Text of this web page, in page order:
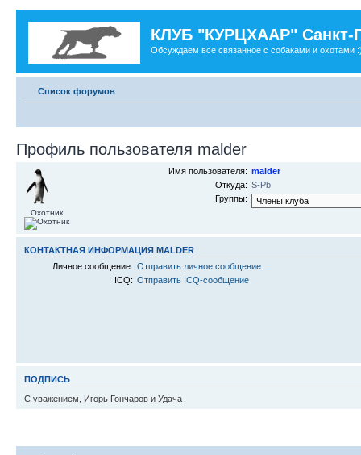
КЛУБ "КУРЦХААР" Санкт-
Обсуждаем все связанное с собаками и охотами
Список форумов
Профиль пользователя malder
Охотник
Имя пользователя: malder
Откуда: S-Pb
Группы:
КОНТАКТНАЯ ИНФОРМАЦИЯ MALDER
Личное сообщение: Отправить личное сообщение
ICQ: Отправить ICQ-сообщение
ПОДПИСЬ
С уважением, Игорь Гончаров и Удача